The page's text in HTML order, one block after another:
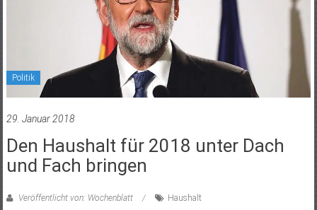
Politik
29. Januar 2018
Den Haushalt für 2018 unter Dach
und Fach bringen
Veröffentlicht von: Wochenblatt Haushalt